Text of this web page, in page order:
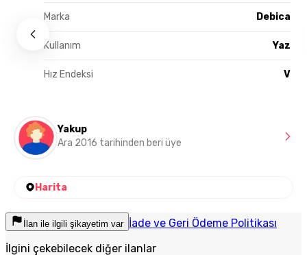
Marka Debica
Kullanım Yaz
Hız Endeksi V
Yakup
Ara 2016 tarihinden beri üye
Harita
İlan ile ilgili şikayetim var İade ve Geri Ödeme Politikası
İlgini çekebilecek diğer ilanlar